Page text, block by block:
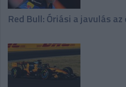
Red Bull: Óriási a javulás